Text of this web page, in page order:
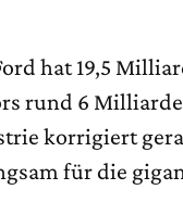
hat 19,5
rund 6
korrigiert
für die